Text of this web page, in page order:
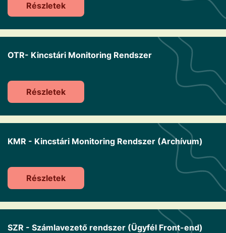
Részletek
OTR- Kincstári Monitoring Rendszer
Részletek
KMR - Kincstári Monitoring Rendszer (Archívum)
Részletek
SZR - Számlavezető rendszer (Ügyfél Front-end)